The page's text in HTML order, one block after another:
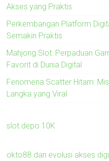
Akses yang Praktis
Perkembangan Platform
Semakin Praktis
Mahjong Slot: Perpaduan
Favorit di Dunia Digital
Fenomena Scatter Hitam:
Langka yang Viral
slot depo 10K
okto88 dan evolusi akses